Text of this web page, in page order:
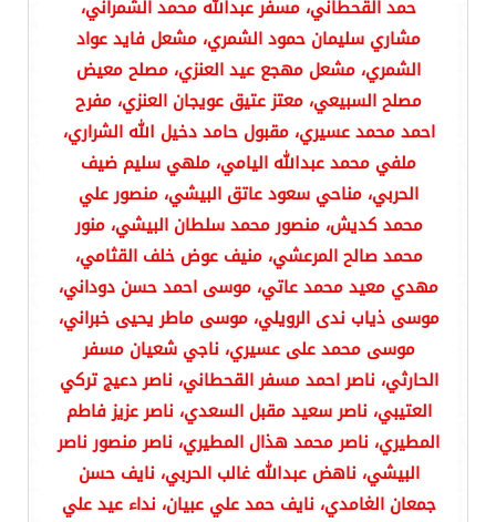
حمد القحطاني، مسفر عبدالله محمد الشمراني،
مشاري سليمان حمود الشمري، مشعل فايد عواد
الشمري، مشعل مهجع عيد العنزي، مصلح معيض
مصلح السبيعي، معتز عتيق عويجان العنزي، مفرح
احمد محمد عسيري، مقبول حامد دخيل الله الشراري،
ملفي محمد عبدالله اليامي، ملهي سليم ضيف
الحربي، مناحي سعود عاتق البيشي، منصور علي
محمد كديش، منصور محمد سلطان البيشي، منور
محمد صالح المرعشي، منيف عوض خلف القثامي،
مهدي معيد محمد عاتي، موسى احمد حسن دوداني،
موسى ذياب ندى الرويلي، موسى ماطر يحيى خبراني،
موسى محمد على عسيري، ناجي شعيان مسفر
الحارثي، ناصر احمد مسفر القحطاني، ناصر دعيج تركي
العتيبي، ناصر سعيد مقبل السعدي، ناصر عزيز فاطم
المطيري، ناصر محمد هذال المطيري، ناصر منصور ناصر
البيشي، ناهض عبدالله غالب الحربي، نايف حسن
جمعان الغامدي، نايف حمد علي عبيان، نداء عيد علي